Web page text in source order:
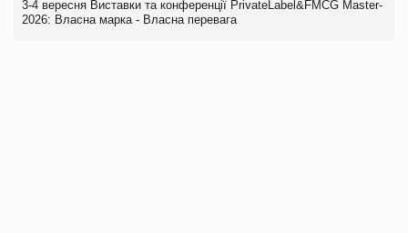
3-4 вересня Виставки та конференції PrivateLabel&FMCG Master-
2026: Власна марка - Власна перевага